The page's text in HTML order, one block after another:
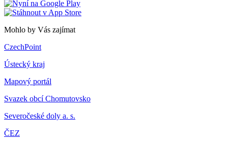
Mohlo by Vás zajímat
CzechPoint
Ústecký kraj
Mapový portál
Svazek obcí Chomutovsko
Severočeské doly a. s.
ČEZ